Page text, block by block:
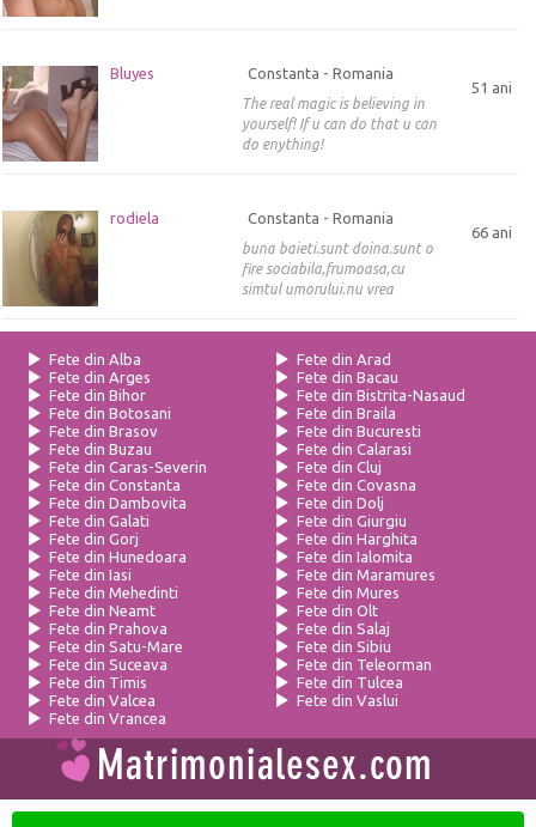
Bluyes
51 ani
Constanta - Romania
The real magic is believing in
yourself! If u can do that u can
do enything!
rodiela
66 ani
Constanta - Romania
buna baieti.sunt doina.sunt o
fire sociabila,frumoasa,cu
simtul umorului.nu vrea
Fete din Alba
Fete din Arad
Fete din Arges
Fete din Bacau
Fete din Bihor
Fete din Bistrita-Nasaud
Fete din Botosani
Fete din Braila
Fete din Brasov
Fete din Bucuresti
Fete din Buzau
Fete din Calarasi
Fete din Caras-Severin
Fete din Cluj
Fete din Constanta
Fete din Covasna
Fete din Dambovita
Fete din Dolj
Fete din Galati
Fete din Giurgiu
Fete din Gorj
Fete din Harghita
Fete din Hunedoara
Fete din Ialomita
Fete din Iasi
Fete din Maramures
Fete din Mehedinti
Fete din Mures
Fete din Neamt
Fete din Olt
Fete din Prahova
Fete din Salaj
Fete din Satu-Mare
Fete din Sibiu
Fete din Suceava
Fete din Teleorman
Fete din Timis
Fete din Tulcea
Fete din Valcea
Fete din Vaslui
Fete din Vrancea